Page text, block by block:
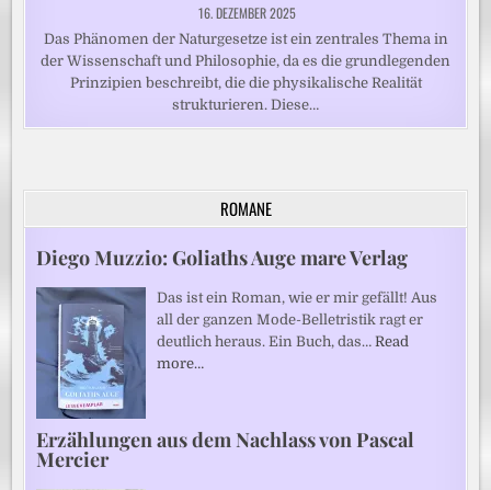
16. DEZEMBER 2025
Das Phänomen der Naturgesetze ist ein zentrales Thema in
der Wissenschaft und Philosophie, da es die grundlegenden
Prinzipien beschreibt, die die physikalische Realität
strukturieren. Diese…
ROMANE
Diego Muzzio: Goliaths Auge mare Verlag
Das ist ein Roman, wie er mir gefällt! Aus
all der ganzen Mode-Belletristik ragt er
deutlich heraus. Ein Buch, das…Read
more…
Erzählungen aus dem Nachlass von Pascal
Mercier